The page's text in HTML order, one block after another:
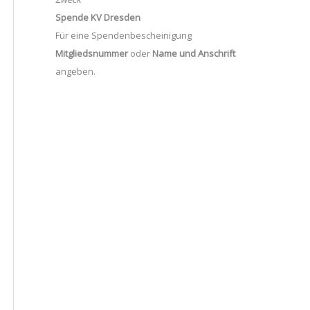
Spende KV Dresden
Für eine Spendenbescheinigung
Mitgliedsnummeroder Name und Anschrift
angeben.